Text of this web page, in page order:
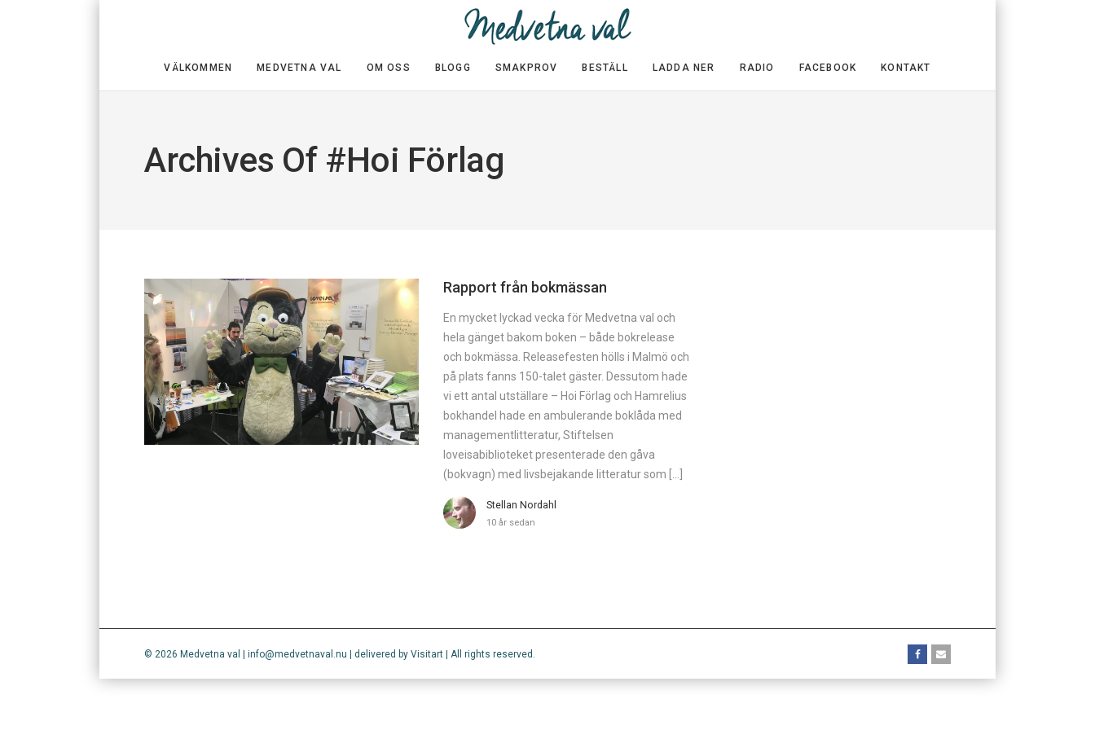
VÄLKOMMEN MEDVETNA VAL OM OSS BLOGG SMAKPROV BESTÄLL LADDA NER RADIO FACEBOOK KONTAKT
Archives Of #hoi Förlag
Rapport från bokmässan
En mycket lyckad vecka för Medvetna val och
hela gänget bakom boken – både bokrelease
och bokmässa. Releasefesten hölls i Malmö och
på plats fanns 150-talet gäster. Dessutom hade
vi ett antal utställare – Hoi Förlag och Hamrelius
bokhandel hade en ambulerande boklåda med
managementlitteratur, Stiftelsen
loveisabiblioteket presenterade den gåva
(bokvagn) med livsbejakande litteratur som […]
Stellan Nordahl
10 år sedan
© 2026 Medvetna val | info@medvetnaval.nu | delivered by Visitart | All rights reserved.